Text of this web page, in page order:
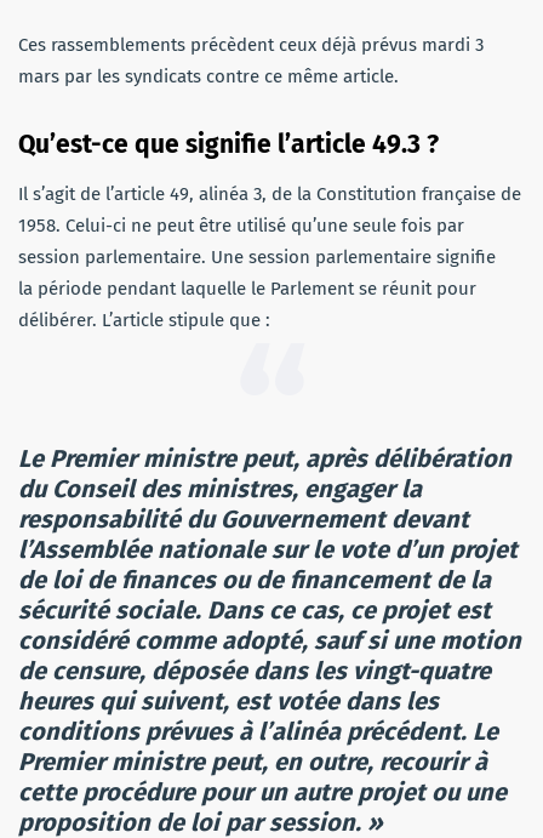
Ces rassemblements précèdent ceux déjà prévus mardi 3
mars par les syndicats contre ce même article.
Qu’est-ce que signifie l’article 49.3 ?
Il s’agit de l’article 49, alinéa 3, de la Constitution française de
1958. Celui-ci ne peut être utilisé qu’une seule fois par
session parlementaire. Une session parlementaire signifie
la période pendant laquelle le Parlement se réunit pour
délibérer. L’article stipule que :
Le Premier ministre peut, après délibération
du Conseil des ministres, engager la
responsabilité du Gouvernement devant
l’Assemblée nationale sur le vote d’un projet
de loi de finances ou de financement de la
sécurité sociale. Dans ce cas, ce projet est
considéré comme adopté, sauf si une motion
de censure, déposée dans les vingt-quatre
heures qui suivent, est votée dans les
conditions prévues à l’alinéa précédent. Le
Premier ministre peut, en outre, recourir à
cette procédure pour un autre projet ou une
proposition de loi par session. »